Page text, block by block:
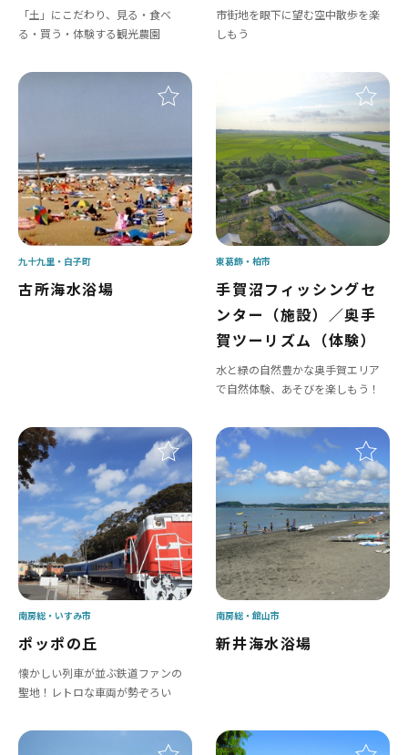
「土」にこだわり、見る・食べ
る・買う・体験する観光農園
市街地を眼下に望む空中散歩を楽
しもう
古所海水浴場
九十九里 白子町
手賀沼フィッシングセ
ンター（施設）／奥手
賀ツーリズム（体験）
水と緑の自然豊かな奥手賀エリア
で自然体験、あそびを楽しもう！
東葛飾 柏市
ポッポの丘
懐かしい列車が並ぶ鉄道ファンの
聖地！レトロな車両が勢ぞろい
南房総 いすみ市
新井海水浴場
南房総 館山市